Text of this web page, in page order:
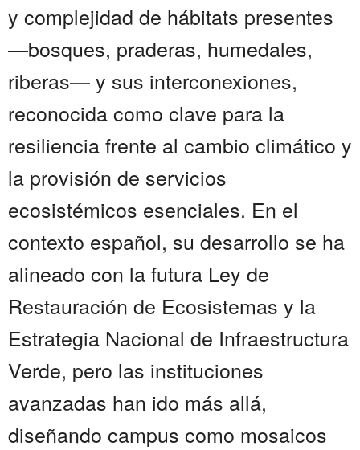
y complejidad de hábitats presentes
—bosques, praderas, humedales,
riberas— y sus interconexiones,
reconocida como clave para la
resiliencia frente al cambio climático y
la provisión de servicios
ecosistémicos esenciales. En el
contexto español, su desarrollo se ha
alineado con la futura Ley de
Restauración de Ecosistemas y la
Estrategia Nacional de Infraestructura
Verde, pero las instituciones
avanzadas han ido más allá,
diseñando campus como mosaicos